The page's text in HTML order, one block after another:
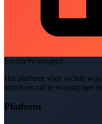
SocialeWoningruil
Het platform voor sociale
match en ruil je woning met
Platform